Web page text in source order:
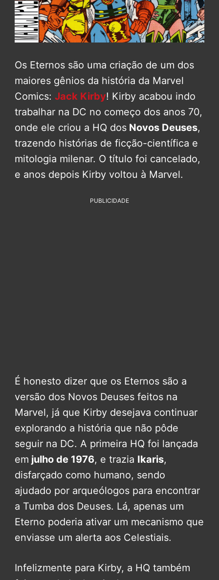
Os Eternos são uma criação de um dos
maiores gênios da história da Marvel
Comics: Jack Kirby! Kirby acabou indo
trabalhar na DC no começo dos anos 70,
onde ele criou a HQ dos Novos Deuses,
trazendo histórias de ficção-científica e
mitologia milenar. O título foi cancelado,
e anos depois Kirby voltou à Marvel.
PUBLICIDADE
É honesto dizer que os Eternos são a
versão dos Novos Deuses feitos na
Marvel, já que Kirby desejava continuar
explorando a história que não pôde
seguir na DC. A primeira HQ foi lançada
em julho de 1976, e trazia Ikaris,
disfarçado como humano, sendo
ajudado por arqueólogos para encontrar
a Tumba dos Deuses. Lá, apenas um
Eterno poderia ativar um mecanismo que
enviasse um alerta aos Celestiais.
Infelizmente para Kirby, a HQ também